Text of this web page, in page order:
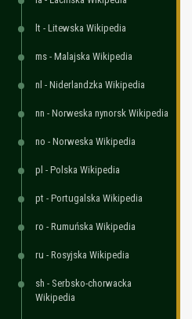
lt - Litewska Wikipedia
ms - Malajska Wikipedia
nl - Niderlandzka Wikipedia
nn - Norweska nynorsk Wikipedia
no - Norweska Wikipedia
pl - Polska Wikipedia
pt - Portugalska Wikipedia
ro - Rumuńska Wikipedia
ru - Rosyjska Wikipedia
sh - Serbsko-chorwacka
Wikipedia